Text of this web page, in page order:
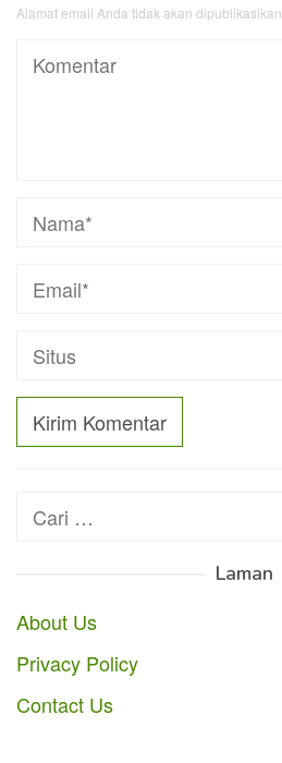
Alamat email Anda tidak akan dipublikasikan.
Cari
Laman
About Us
Privacy Policy
Contact Us